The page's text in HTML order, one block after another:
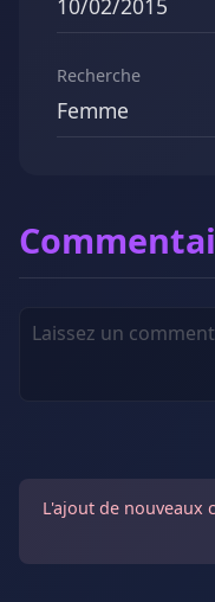
10/02/2015
Recherche
Femme
L'ajout de nouveaux